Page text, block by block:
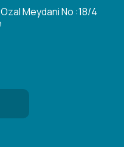
Meydani No :18/4